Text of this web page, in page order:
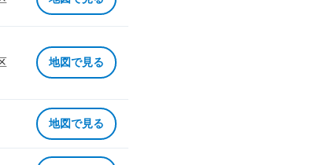
地図で見る
地図で見る